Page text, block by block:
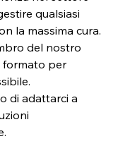
qualsiasi
la massima cura.
formato per